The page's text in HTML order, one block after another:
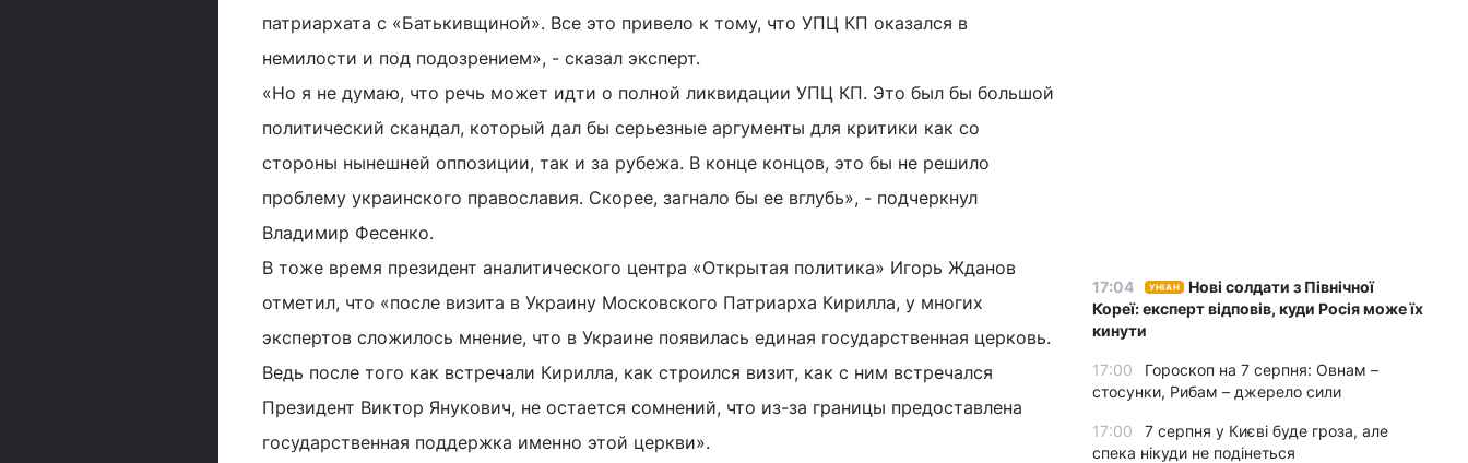
патриархата с «Батькивщиной». Все это привело к тому, что УПЦ КП оказался в
немилости и под подозрением», - сказал эксперт.
«Но я не думаю, что речь может идти о полной ликвидации УПЦ КП. Это был бы большой
политический скандал, который дал бы серьезные аргументы для критики как со
стороны нынешней оппозиции, так и за рубежа. В конце концов, это бы не решило
проблему украинского православия. Скорее, загнало бы ее вглубь», - подчеркнул
Владимир Фесенко.
В тоже время президент аналитического центра «Открытая политика» Игорь Жданов
отметил, что «после визита в Украину Московского Патриарха Кирилла, у многих
экспертов сложилось мнение, что в Украине появилась единая государственная церковь.
Ведь после того как встречали Кирилла, как строился визит, как с ним встречался
Президент Виктор Янукович, не остается сомнений, что из-за границы предоставлена
государственная поддержка именно этой церкви».
17:04 УНІАН
Нові солдати з Північної
Кореї: експерт відповів, куди Росія може їх
кинути
17:00
Гороскоп на 7 серпня: Овнам –
стосунки, Рибам – джерело сили
17:00
7 серпня у Києві буде гроза, але
спека нікуди не подінеться